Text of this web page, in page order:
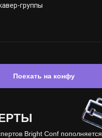
группы
Поехать на конфу
Bright Conf пополняется.